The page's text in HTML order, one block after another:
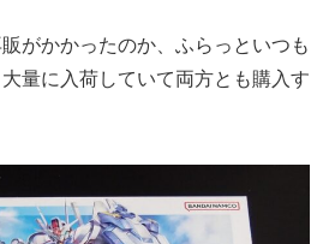
がかかったのか、ふらっといつも
量に入荷していて両方とも購入す